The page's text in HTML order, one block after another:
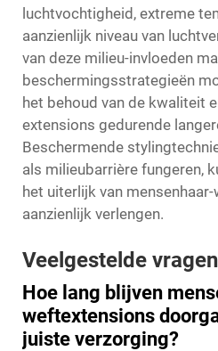
luchtvochtigheid, extreme
aanzienlijk niveau van
van deze milieu-invloeden
beschermingsstrategieën
het behoud van de kwaliteit
extensions gedurende
Beschermende
als milieubarrière fungeren,
het uiterlijk van
aanzienlijk verlengen.
Veelgestelde vragen
Hoe lang blijven
weftextensions
juiste verzorging?